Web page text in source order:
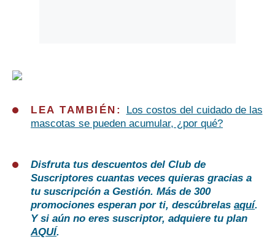
LEA TAMBIÉN:
Los costos del cuidado de las
mascotas se pueden acumular, ¿por qué?
Disfruta tus descuentos del Club de
Suscriptores cuantas veces quieras gracias a
tu suscripción a Gestión. Más de 300
promociones esperan por ti, descúbrelas aquí.
Y si aún no eres suscriptor, adquiere tu plan
AQUÍ.